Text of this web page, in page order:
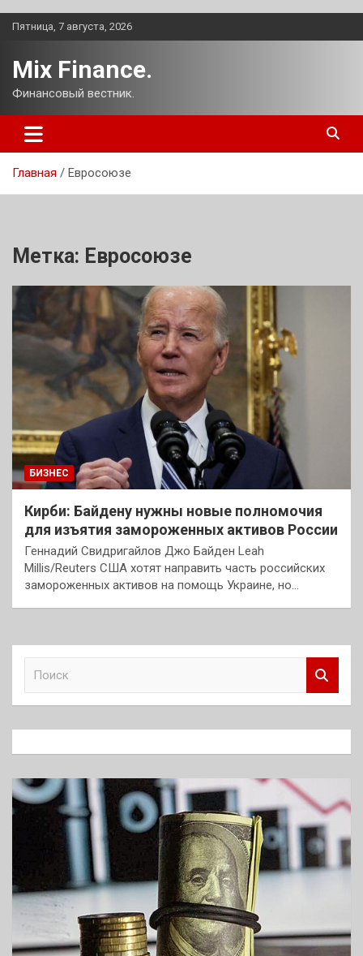
Перейти
Пятница, 7 августа, 2026
Mix Finance.
Финансовый вестник.
Главная Евросоюзе
Метка: Евросоюзе
БИЗНЕС
Кирби: Байдену нужны новые полномочия
для изъятия замороженных активов России
Геннадий Свидригайлов Джо Байден Leah
Millis/Reuters США хотят направить часть российских
замороженных активов на помощь Украине, но…
к